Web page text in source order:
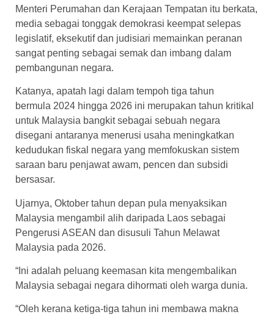
Menteri Perumahan dan Kerajaan Tempatan itu berkata,
media sebagai tonggak demokrasi keempat selepas
legislatif, eksekutif dan judisiari memainkan peranan
sangat penting sebagai semak dan imbang dalam
pembangunan negara.
Katanya, apatah lagi dalam tempoh tiga tahun
bermula 2024 hingga 2026 ini merupakan tahun kritikal
untuk Malaysia bangkit sebagai sebuah negara
disegani antaranya menerusi usaha meningkatkan
kedudukan fiskal negara yang memfokuskan sistem
saraan baru penjawat awam, pencen dan subsidi
bersasar.
Ujarnya, Oktober tahun depan pula menyaksikan
Malaysia mengambil alih daripada Laos sebagai
Pengerusi ASEAN dan disusuli Tahun Melawat
Malaysia pada 2026.
“Ini adalah peluang keemasan kita mengembalikan
Malaysia sebagai negara dihormati oleh warga dunia.
“Oleh kerana ketiga-tiga tahun ini membawa makna